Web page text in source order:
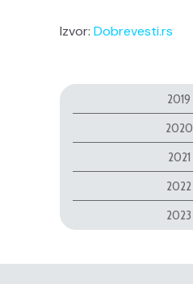
Izvor: Dobrevesti.rs
2019
2020
2021
2022
2023